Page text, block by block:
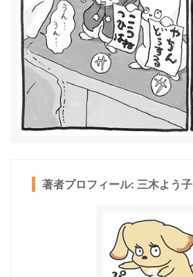
著者プロフィール: 三木よう子